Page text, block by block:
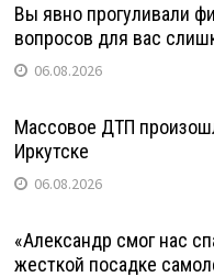
Вы явно прогуливали
вопросов для вас
06.08.2026
Массовое ДТП
Иркутске
06.08.2026
«Александр смог нас
жесткой посадке